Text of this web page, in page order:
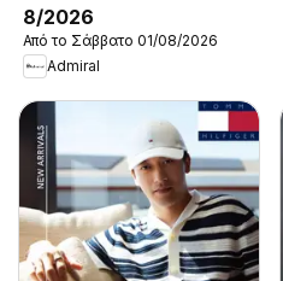
8/2026
Από το Σάββατο 01/08/2026
Admiral